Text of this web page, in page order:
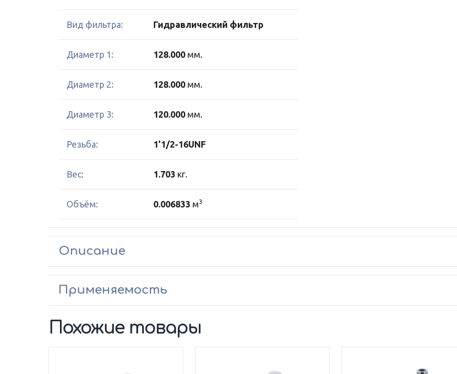
Вид фильтра: Гидравлический фильтр
Диаметр 1: 128.000 мм.
Диаметр 2: 128.000 мм.
Диаметр 3: 120.000 мм.
Резьба: 1'1/2-16UNF
Вес: 1.703 кг.
Объём: 0.006833 м3
Описание
Применяемость
Похожие товары